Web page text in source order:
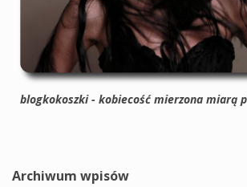
blogkokoszki - kobiecość mierzona miarą
Archiwum wpisów